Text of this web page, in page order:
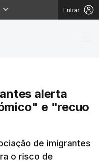
Entrar
alerta
e "recuo
de imigrantes
o risco de